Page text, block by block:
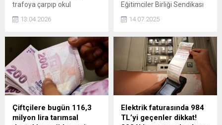
trafoya çarpıp okul
13.04.2026
Eğitimciler Birliği Sendikası
bu yıl uluslararası boyutta
‘Eğitim Temalı Kısa Film
Yarışması’ için başvurular
başladı. Eğitimin birey ve
toplum üzerindeki etkisini
sinema sanatıyla anlatmayı
hedefleyen yarışmaya
katılmak isteyenler, 12 Ocak
2026 tarihine kadar
14.07.2025
Çiftçilere bugün 116,3
milyon lira tarımsal
Elektrik faturasında 984
TL’yi geçenler dikkat!